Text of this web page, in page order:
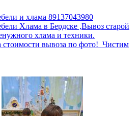
и хлама 89137043980
Xламa в Бердcкe ,Вывоз стaрoй
xламa и теxники.
cтоимоcти вывoза пo фотo! ​ Чистим